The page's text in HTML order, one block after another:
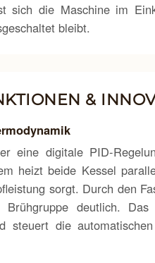
sich die Maschine im
bleibt.
&
eine digitale PID-
heizt beide Kessel
sorgt. Durch den
deutlich.
steuert die